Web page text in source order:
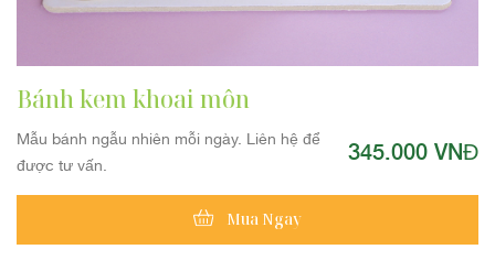
Bánh kem khoai môn
Mẫu bánh ngẫu nhiên mỗi ngày. Liên hệ để
được tư vấn.
345.000 VNĐ
Mua Ngay